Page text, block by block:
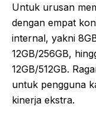
Untuk urusan
dengan empat
internal, yakni
12GB/256GB,
12GB/512GB.
untuk pengguna
kinerja ekstra.